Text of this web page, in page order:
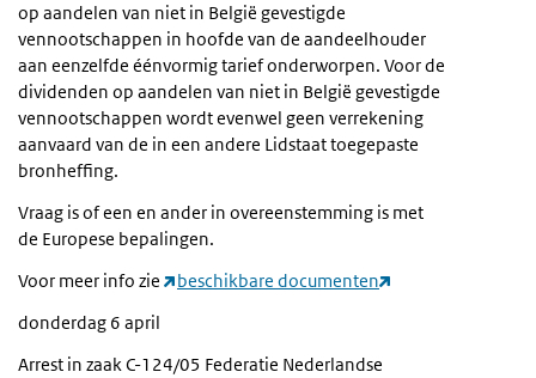
op aandelen van niet in België gevestigde
vennootschappen in hoofde van de aandeelhouder
aan eenzelfde éénvormig tarief onderworpen. Voor de
dividenden op aandelen van niet in België gevestigde
vennootschappen wordt evenwel geen verrekening
aanvaard van de in een andere Lidstaat toegepaste
bronheffing.
Vraag is of een en ander in overeenstemming is met
de Europese bepalingen.
Voor meer info zie
beschikbare documenten
donderdag 6 april
Arrest in zaak C-124/05 Federatie Nederlandse